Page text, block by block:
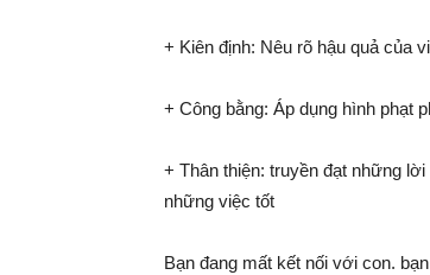
+ Kiên định: Nêu rõ hậu quả của
+ Công bằng: Áp dụng hình phạt
+ Thân thiện: truyền đạt những
những việc tốt
Bạn đang mất kết nối với con.